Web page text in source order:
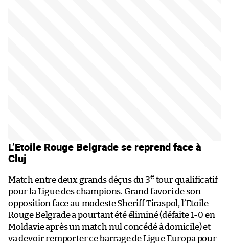
L’Etoile Rouge Belgrade se reprend face à
Cluj
Match entre deux grands déçus du 3e tour qualificatif
pour la Ligue des champions. Grand favori de son
opposition face au modeste Sheriff Tiraspol, l’Etoile
Rouge Belgrade a pourtant été éliminé (défaite 1-0 en
Moldavie après un match nul concédé à domicile) et
va devoir remporter ce barrage de Ligue Europa pour